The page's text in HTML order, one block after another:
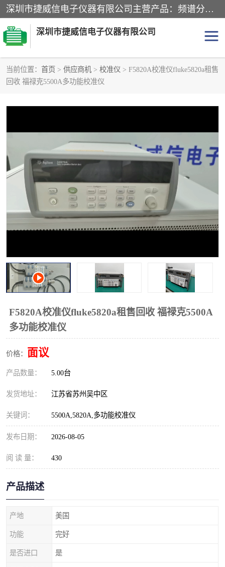
深圳市捷威信电子仪器有限公司主营产品：频谱分析仪.信号发生器.网络分析仪.音频分析仪，示波器，电源，音频分析仪。综合测试仪。蓝牙测试仪等
深圳市捷威信电子仪器有限公司
当前位置： 首页 > 供应商机 > 校准仪 > F5820A校准仪fluke5820a租售
回收 福禄克5500A多功能校准仪
F5820A校准仪fluke5820a租售回收 福禄克5500A
多功能校准仪
价格： 面议
产品数量： 5.00台
发货地址： 江苏省苏州吴中区
关键词： 5500A,5820A,多功能校准仪
发布日期： 2026-08-05
阅 读 量： 430
产品描述
产地 美国
功能 完好
是否进口 是
探头
万用表 信号源
GPIB-USB卡 数据采集仪
数字源表 数字源表
示波器 直流电源
阻抗分析仪
频率计 无线测试仪
静电计